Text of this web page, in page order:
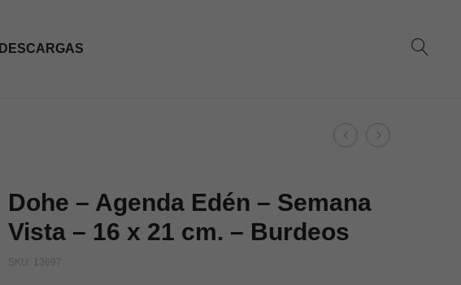
DESCARGAS
Product
Dohe
Edén
Dohe
Edén
Dohe – Agenda Edén – Semana
Vista – 16 x 21 cm. – Burdeos
SKU: 13697